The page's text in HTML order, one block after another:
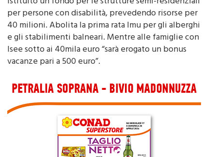
per persone con disabilità, prevedendo risorse per
40 milioni. Abolita la prima rata Imu per gli alberghi
e gli stabilimenti balneari. Mentre alle famiglie con
Isee sotto ai 40mila euro “sarà erogato un bonus
vacanze pari a 500 euro”.